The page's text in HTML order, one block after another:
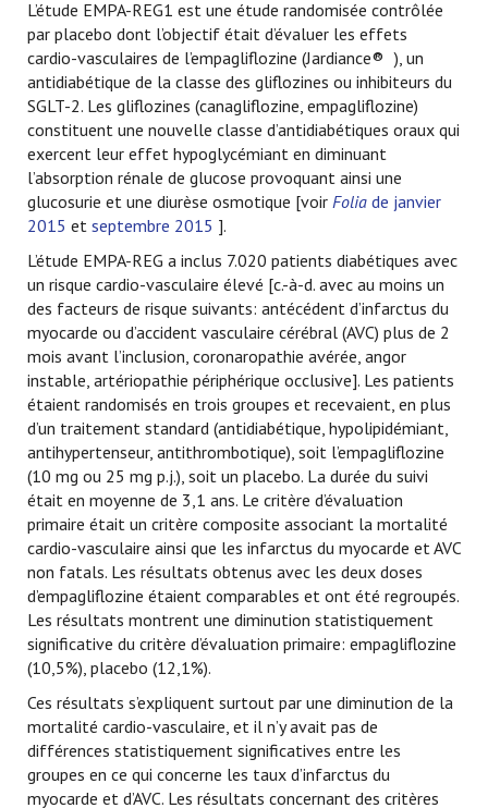
L’étude EMPA-REG1 est une étude randomisée contrôlée
par placebo dont l’objectif était d’évaluer les effets
cardio-vasculaires de l’empagliflozine (Jardiance® ), un
antidiabétique de la classe des gliflozines ou inhibiteurs du
SGLT-2. Les gliflozines (canagliflozine, empagliflozine)
constituent une nouvelle classe d’antidiabétiques oraux qui
exercent leur effet hypoglycémiant en diminuant
l’absorption rénale de glucose provoquant ainsi une
glucosurie et une diurèse osmotique [voir Folia de janvier
2015 et septembre 2015 ].
L’étude EMPA-REG a inclus 7.020 patients diabétiques avec
un risque cardio-vasculaire élevé [c.-à-d. avec au moins un
des facteurs de risque suivants: antécédent d’infarctus du
myocarde ou d’accident vasculaire cérébral (AVC) plus de 2
mois avant l’inclusion, coronaropathie avérée, angor
instable, artériopathie périphérique occlusive]. Les patients
étaient randomisés en trois groupes et recevaient, en plus
d’un traitement standard (antidiabétique, hypolipidémiant,
antihypertenseur, antithrombotique), soit l’empagliflozine
(10 mg ou 25 mg p.j.), soit un placebo. La durée du suivi
était en moyenne de 3,1 ans. Le critère d’évaluation
primaire était un critère composite associant la mortalité
cardio-vasculaire ainsi que les infarctus du myocarde et AVC
non fatals. Les résultats obtenus avec les deux doses
d’empagliflozine étaient comparables et ont été regroupés.
Les résultats montrent une diminution statistiquement
significative du critère d’évaluation primaire: empagliflozine
(10,5%), placebo (12,1%).
Ces résultats s’expliquent surtout par une diminution de la
mortalité cardio-vasculaire, et il n’y avait pas de
différences statistiquement significatives entre les
groupes en ce qui concerne les taux d’infarctus du
myocarde et d’AVC. Les résultats concernant des critères